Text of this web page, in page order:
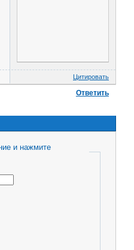
Цитировать
Ответить
и нажмите